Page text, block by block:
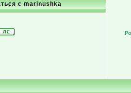
с marinushka